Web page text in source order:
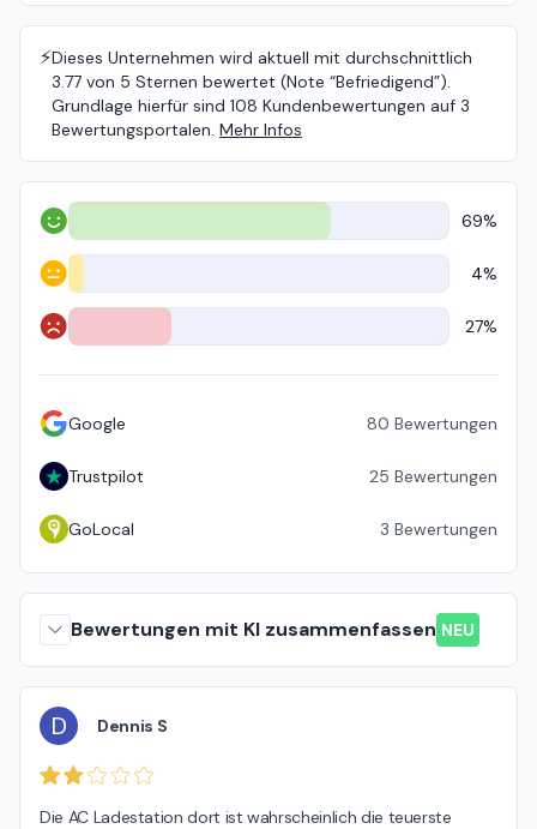
⚡️Dieses Unternehmen wird aktuell mit durchschnittlich
3.77 von 5 Sternen bewertet (Note “Befriedigend”).
Grundlage hierfür sind 108 Kundenbewertungen auf 3
Bewertungsportalen. Mehr Infos
Positiv 69%
Neutral 4%
Negativ 27%
Google 80 Bewertungen
Trustpilot 25 Bewertungen
GoLocal 3 Bewertungen
Bewertungen mit KI zusammenfassen NEU
D Dennis S
Die AC Ladestation dort ist wahrscheinlich die teuerste